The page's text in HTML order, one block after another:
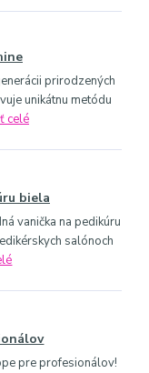
prirodzených
unikátnu metódu
celé
biela
vanička na pedikúru
salónoch
pre profesionálov!